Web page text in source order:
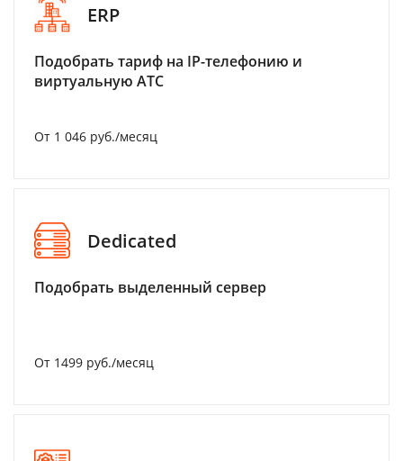
ERP
Подобрать тариф на IP-телефонию и
виртуальную АТС
От 1 046 руб./месяц
Dedicated
Подобрать выделенный сервер
От 1499 руб./месяц